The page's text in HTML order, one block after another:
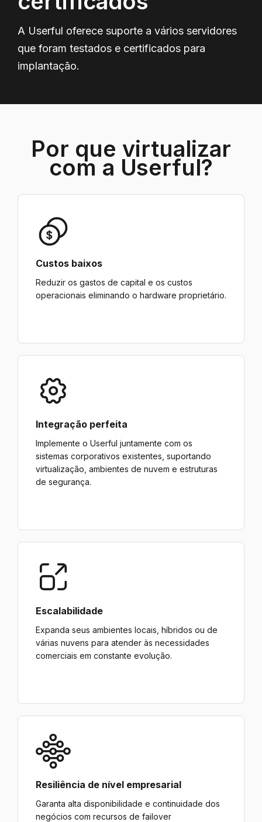
A Userful oferece suporte a vários servidores
que foram testados e certificados para
implantação.
Por que virtualizar
com a Userful?
Custos baixos
Reduzir os gastos de capital e os custos
operacionais eliminando o hardware proprietário.
Integração perfeita
Implemente o Userful juntamente com os
sistemas corporativos existentes, suportando
virtualização, ambientes de nuvem e estruturas
de segurança.
Escalabilidade
Expanda seus ambientes locais, híbridos ou de
várias nuvens para atender às necessidades
comerciais em constante evolução.
Resiliência de nível empresarial
Garanta alta disponibilidade e continuidade dos
negócios com recursos de failover